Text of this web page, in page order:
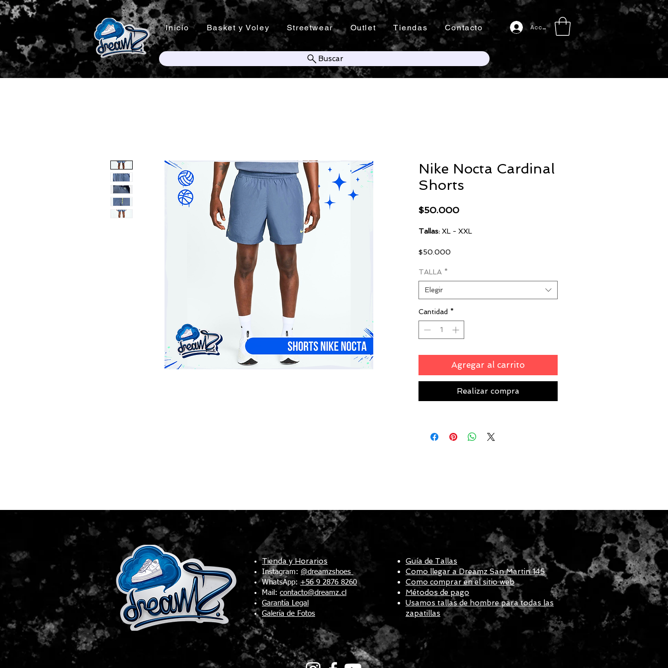
Inicio Basket y Voley Streetwear Outlet Tiendas Contacto
Buscar
Acceso
Nike Nocta Cardinal
Shorts
$50.000Precio
Tallas: XL - XXL
$50.000
TALLA *
Elegir
Cantidad *
Agregar al carrito
Realizar compra
Tienda y Horarios
Instagram: @dreamzshoes
WhatsApp:+56 9 2876 8260
Mail: contacto@dreamz.cl
Garantía Legal
Galería de Fotos
Guía de Tallas
Como llegar a Dreamz San Martin 145
Como comprar en el sitio web
Métodos de pago
Usamos tallas de hombre para todas las
zapatillas